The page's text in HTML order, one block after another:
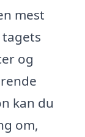
mest
og
kan du
om,